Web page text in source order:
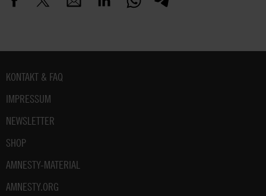
Fußbereich
KONTAKT & FAQ
IMPRESSUM
NEWSLETTER
SHOP
AMNESTY-MATERIAL
AMNESTY.ORG